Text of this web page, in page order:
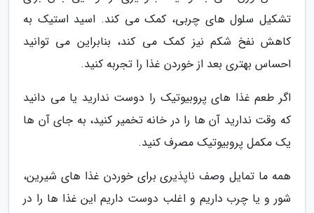
تشکیل سلول های چربی، کمک می کند. اسید استیک به
کاهش نفخ شکم نیز کمک می کند، بنابراین می توانید
احساس بهتری بعد از خوردن غذا را تجربه کنید.
اگر طعم غذا های پروبیوتیک را دوست ندارید یا می دانید
که وقت ندارید آن ها را در خانه تخمیر کنید، به جای آن ها
یک مکمل پروبیوتیک مصرف کنید.
همه ما تمایل وصف ناپذیری برای خوردن غذا های شیرین،
شور و یا چرب داریم و اغلب دوست داریم این غذا ها را در